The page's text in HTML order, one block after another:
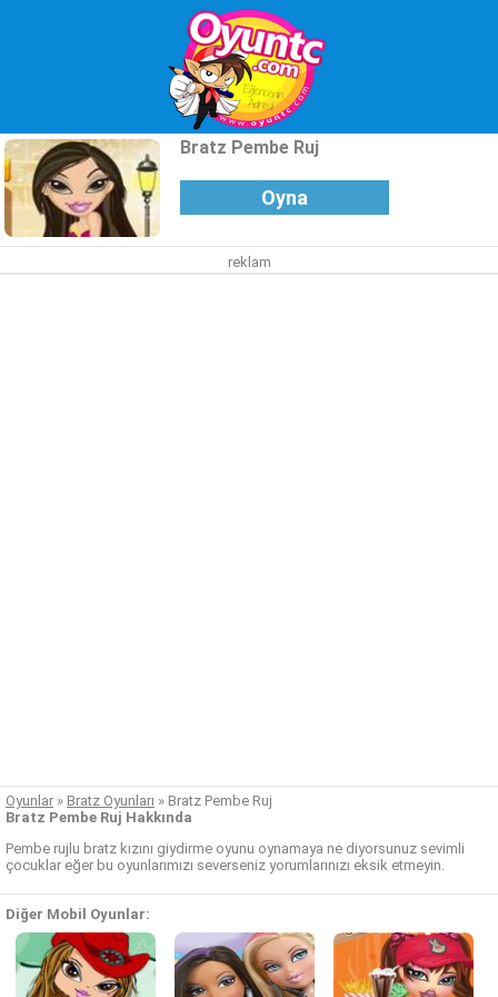
Bratz Pembe Ruj
Oyna
reklam
Oyunlar » Bratz Oyunları » Bratz Pembe Ruj
Bratz Pembe Ruj Hakkında
Pembe rujlu bratz kızını giydirme oyunu oynamaya ne diyorsunuz sevimli
çocuklar eğer bu oyunlarımızı severseniz yorumlarınızı eksik etmeyin.
Diğer Mobil Oyunlar: